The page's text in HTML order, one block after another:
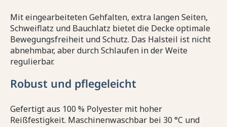
Mit eingearbeiteten Gehfalten, extra langen Seiten,
Schweiflatz und Bauchlatz bietet die Decke optimale
Bewegungsfreiheit und Schutz. Das Halsteil ist nicht
abnehmbar, aber durch Schlaufen in der Weite
regulierbar.
Robust und pflegeleicht
Gefertigt aus 100 % Polyester mit hoher
Reißfestigkeit. Maschinenwaschbar bei 30 °C und